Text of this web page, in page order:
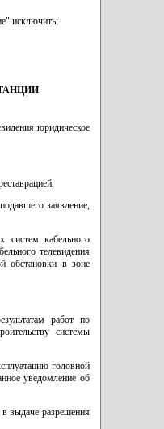
исключить;
юридическое
заявление,
кабельного
телевидения
обстановки в зоне
работ по
системы
головной
уведомление об
выдаче разрешения